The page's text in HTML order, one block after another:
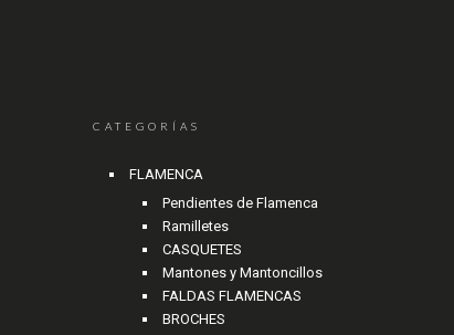
CATEGORÍAS
FLAMENCA
Pendientes de Flamenca
Ramilletes
CASQUETES
Mantones y Mantoncillos
FALDAS FLAMENCAS
BROCHES